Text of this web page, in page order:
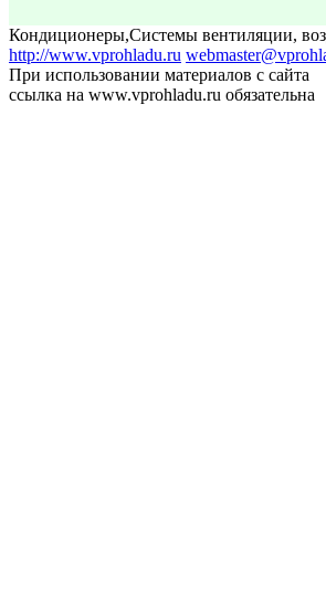
Кондиционеры,Системы вентиляции,
http://www.vprohladu.ru
При использовании материалов с сайта
ссылка на www.vprohladu.ru обязательна